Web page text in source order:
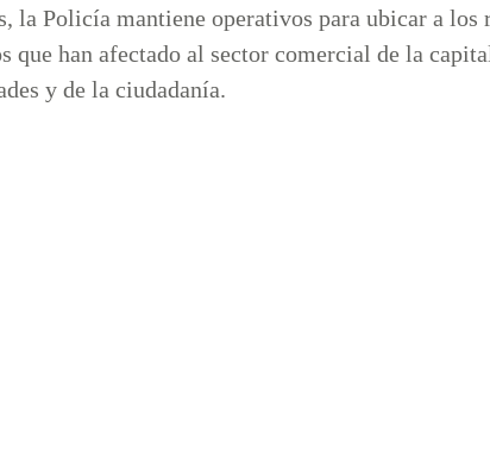
la Policía mantiene operativos para ubicar a los
que han afectado al sector comercial de la
y de la ciudadanía.